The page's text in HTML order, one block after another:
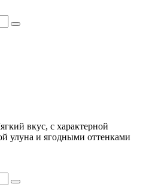
вкус, с характерной
улуна и ягодными оттенками